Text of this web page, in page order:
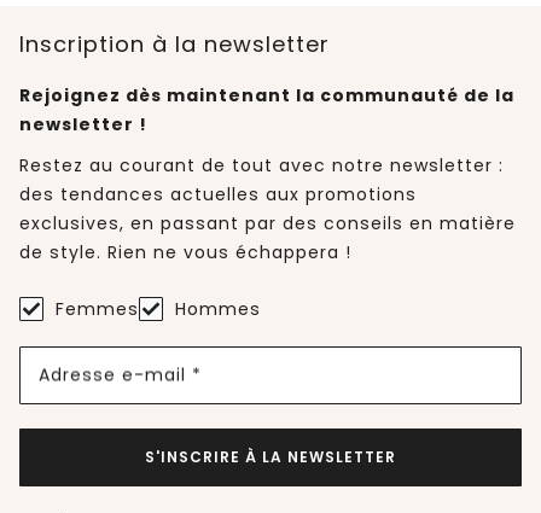
Inscription à la newsletter
Rejoignez dès maintenant la communauté de la
newsletter !
Restez au courant de tout avec notre newsletter :
des tendances actuelles aux promotions
exclusives, en passant par des conseils en matière
de style. Rien ne vous échappera !
Femmes Hommes
Adresse e-mail *
S'INSCRIRE À LA NEWSLETTER